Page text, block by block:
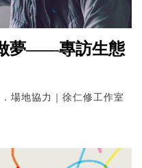
夢——專訪生態
場地協力｜徐仁修工作室